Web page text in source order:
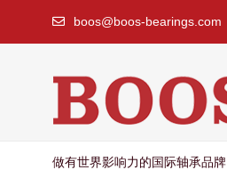
boos@boos-bearings.com
做有世界影响力的国际轴承品牌